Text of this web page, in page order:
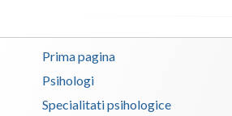
Prima pagina
Psihologi
Specialitati psihologice